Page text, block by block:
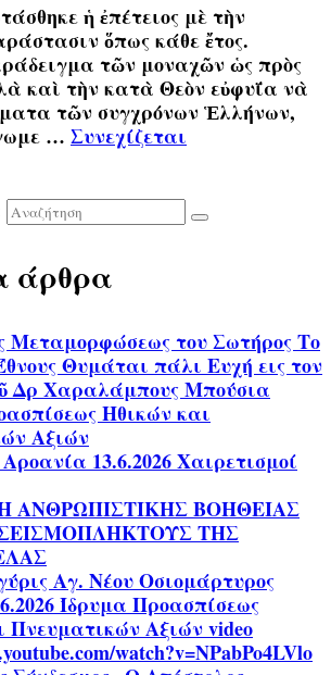
ἡ ἐπέτειος μὲ τὴν
ὅπως κάθε ἔτος.
τῶν μοναχῶν ὡς πρὸς
καὶ τὴν κατὰ Θεὸν εὐφυΐα νὰ
τῶν συγχρόνων Ἑλλήνων,
… Συνεχίζεται
άρθρα
Μεταμορφώσεως του Σωτήρος Το
Θυμάται πάλι Ευχή εις τον
Δρ Χαραλάμπους Μπούσια
Ηθικών και
Αξιών
13.6.2026 Χαιρετισμοί
ΑΝΘΡΩΠΙΣΤΙΚΗΣ ΒΟΗΘΕΙΑΣ
ΤΗΣ
Αγ. Νέου Οσιομάρτυρος
Ίδρυμα Προασπίσεως
Πνευματικών Αξιών video
watch?v=NPabPo4LVlo